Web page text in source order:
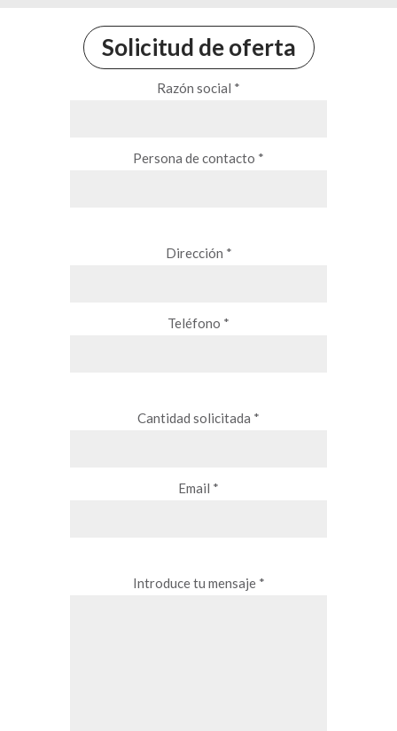
Solicitud de oferta
Razón social *
Persona de contacto *
Dirección *
Teléfono *
Cantidad solicitada *
Email *
Introduce tu mensaje *